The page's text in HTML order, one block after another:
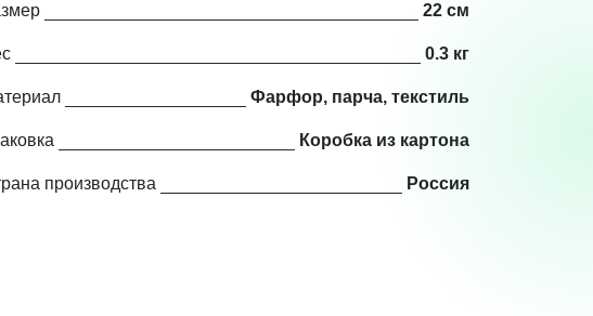
22 см
0.3 кг
Фарфор, парча, текстиль
Коробка из картона
производства Россия